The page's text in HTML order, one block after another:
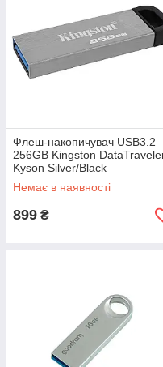
Флеш-накопичувач USB3.2
256GB Kingston
Kyson Silver/Black
Немає в наявності
899 ₴